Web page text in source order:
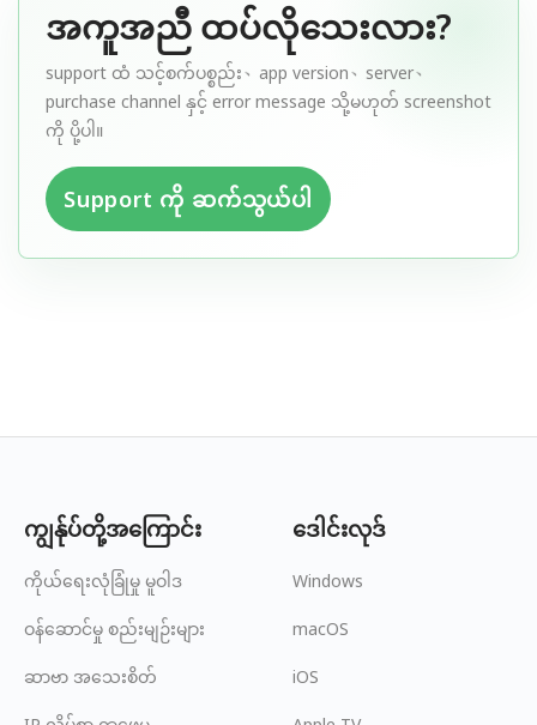
အကူအညီ ထပ်လိုသေးလား?
support ထံ သင့်စက်ပစ္စည်း、app version、server、
purchase channel နှင့် error message သို့မဟုတ် screenshot
ကို ပို့ပါ။
Support ကို ဆက်သွယ်ပါ
ကျွန်ုပ်တို့အကြောင်း
ကိုယ်ရေးလုံခြုံမှု မူဝါဒ
ဝန်ဆောင်မှု စည်းမျဉ်းများ
ဆာဗာ အသေးစိတ်
ဒေါင်းလုဒ်
Windows
macOS
iOS